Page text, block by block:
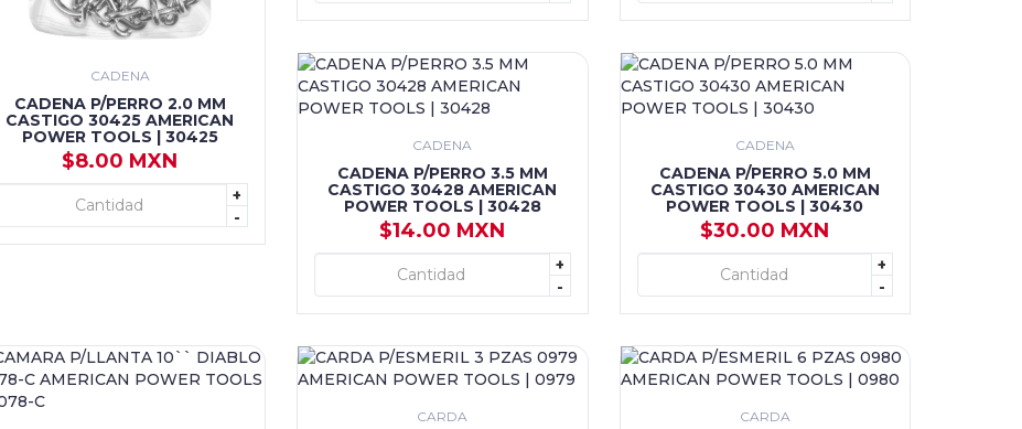
CADENA
CADENA P/PERRO 2.0 MM
CASTIGO 30425 AMERICAN
POWER TOOLS | 30425
$8.00 MXN
+
-
+ AGREGAR
CADENA
CADENA P/PERRO 3.5 MM
CASTIGO 30428 AMERICAN
POWER TOOLS | 30428
$14.00 MXN
+
-
+ AGREGAR
CADENA
CADENA P/PERRO 5.0 MM
CASTIGO 30430 AMERICAN
POWER TOOLS | 30430
$30.00 MXN
+
-
+ AGREGAR
CARDA CARDA